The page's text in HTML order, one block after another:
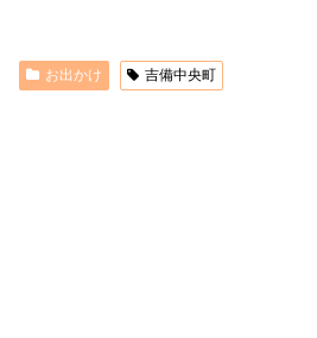
お出かけ 吉備中央町